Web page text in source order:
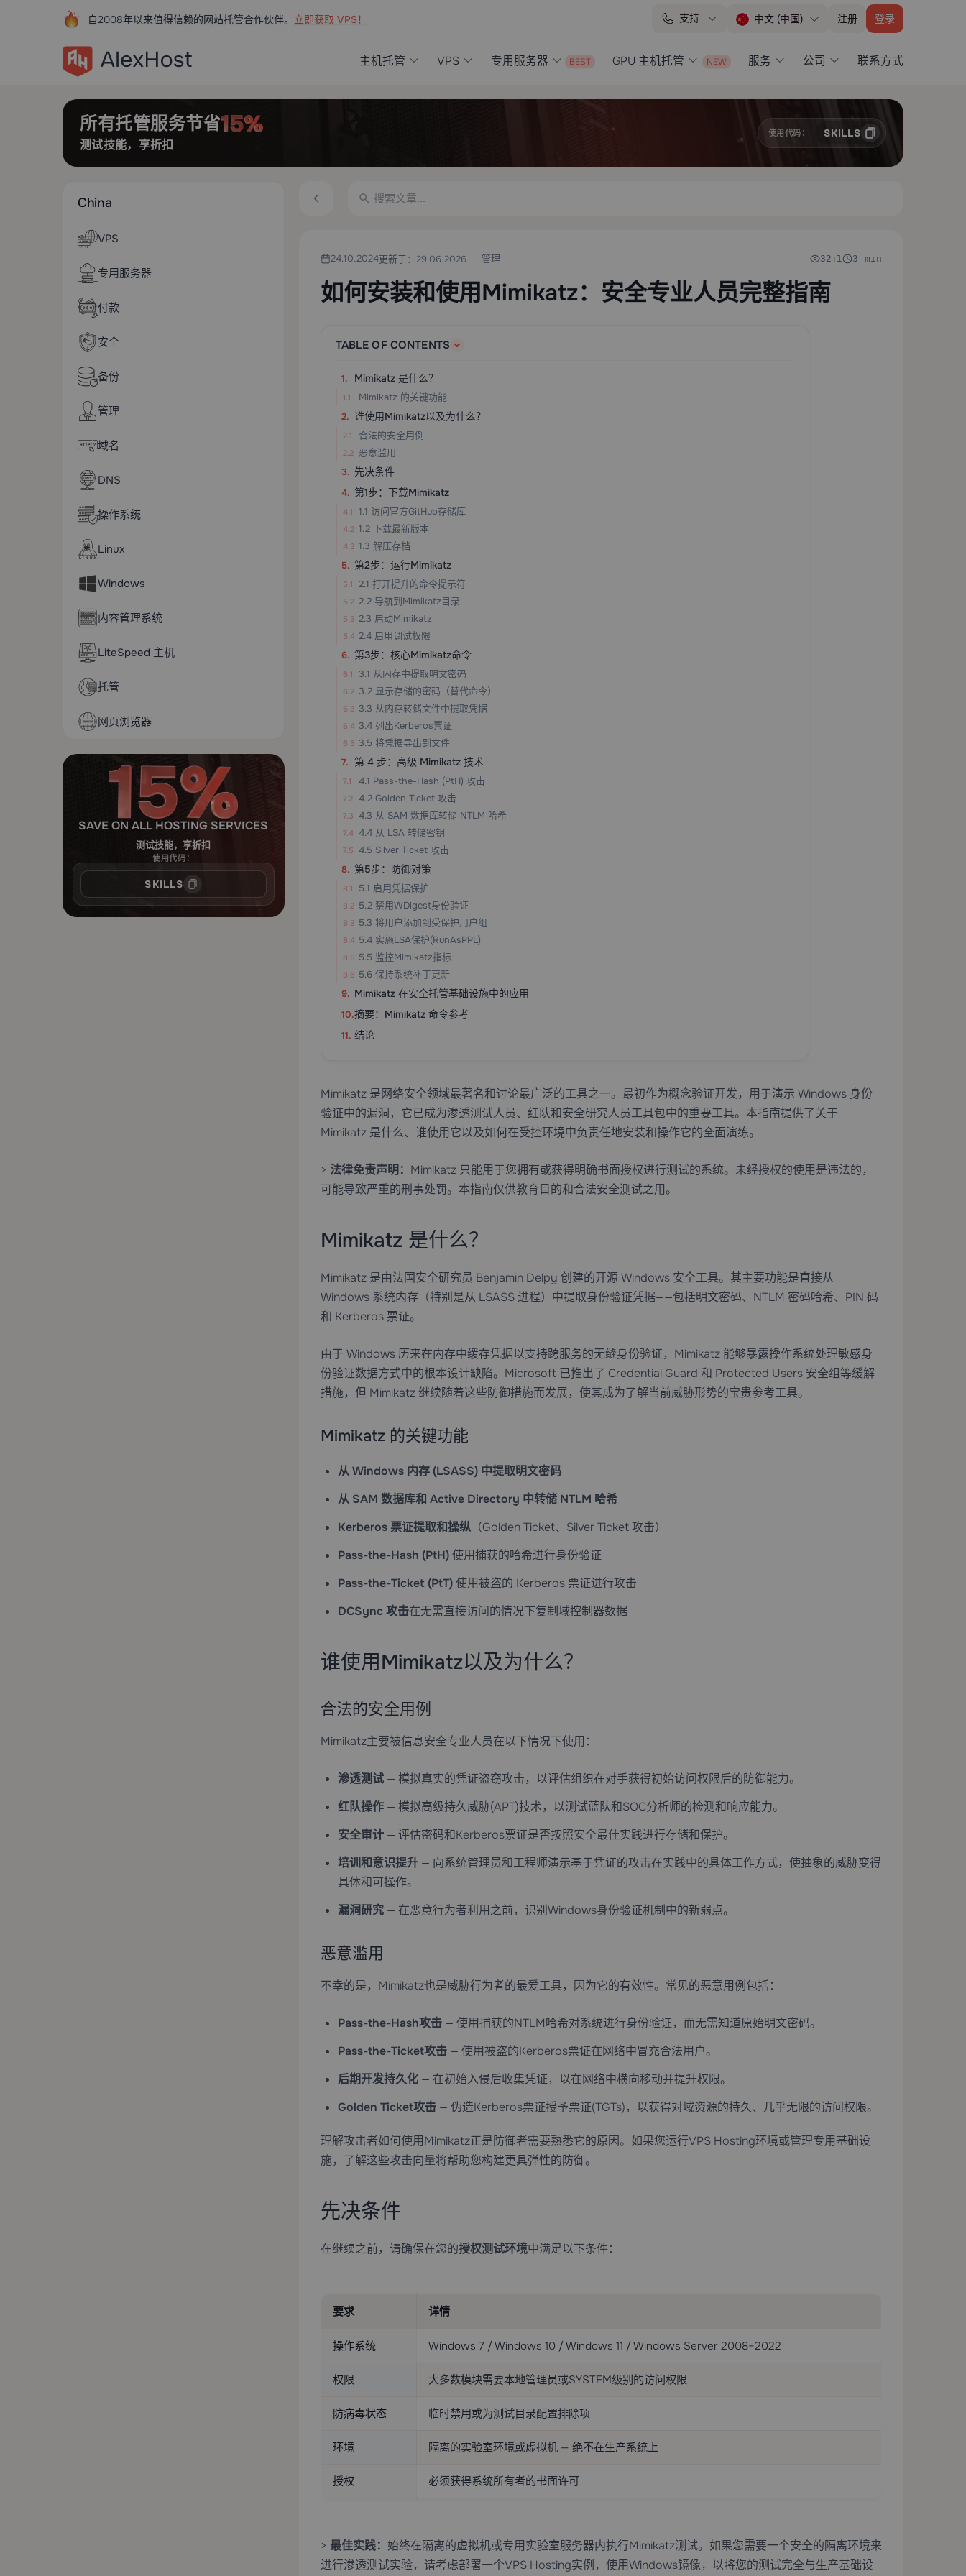
自2008年以来值得信赖的网站托管合作伙伴。 立即获取 VPS！ 支持 中文 (中国) 注册 登录
主机托管 VPS 专用服务器 GPU 主机托管 服务 公司 联系方式
所有托管服务节省
测试技能，享折扣
使用代码： SKILLS
China
VPS
专用服务器
付款
安全
备份
管理
域名
DNS
操作系统
Linux
Windows
内容管理系统
LiteSpeed 主机
托管
网页浏览器
SAVE ON ALL HOSTING SERVICES
测试技能，享折扣
使用代码：
SKILLS
24.10.2024更新于：29.06.2026 管理 32+1 3 min
如何安装和使用Mimikatz：安全专业人员完整指南
TABLE OF CONTENTS
Mimikatz 是什么？
Mimikatz 的关键功能
谁使用Mimikatz以及为什么？
合法的安全用例
恶意滥用
先决条件
第1步：下载Mimikatz
1.1 访问官方GitHub存储库
1.2 下载最新版本
1.3 解压存档
第2步：运行Mimikatz
2.1 打开提升的命令提示符
2.2 导航到Mimikatz目录
2.3 启动Mimikatz
2.4 启用调试权限
第3步：核心Mimikatz命令
3.1 从内存中提取明文密码
3.2 显示存储的密码（替代命令）
3.3 从内存转储文件中提取凭据
3.4 列出Kerberos票证
3.5 将凭据导出到文件
第 4 步：高级 Mimikatz 技术
4.1 Pass-the-Hash (PtH) 攻击
4.2 Golden Ticket 攻击
4.3 从 SAM 数据库转储 NTLM 哈希
4.4 从 LSA 转储密钥
4.5 Silver Ticket 攻击
第5步：防御对策
5.1 启用凭据保护
5.2 禁用WDigest身份验证
5.3 将用户添加到受保护用户组
5.4 实施LSA保护(RunAsPPL)
5.5 监控Mimikatz指标
5.6 保持系统补丁更新
Mimikatz 在安全托管基础设施中的应用
摘要：Mimikatz 命令参考
结论
Mimikatz 是网络安全领域最著名和讨论最广泛的工具之一。最初作为概念验证开发，用于演示 Windows 身份
验证中的漏洞，它已成为渗透测试人员、红队和安全研究人员工具包中的重要工具。本指南提供了关于
Mimikatz 是什么、谁使用它以及如何在受控环境中负责任地安装和操作它的全面演练。
> 法律免责声明： Mimikatz 只能用于您拥有或获得明确书面授权进行测试的系统。未经授权的使用是违法的，
可能导致严重的刑事处罚。本指南仅供教育目的和合法安全测试之用。
Mimikatz 是什么？
Mimikatz 是由法国安全研究员 Benjamin Delpy 创建的开源 Windows 安全工具。其主要功能是直接从
Windows 系统内存（特别是从 LSASS 进程）中提取身份验证凭据——包括明文密码、NTLM 密码哈希、PIN 码
和 Kerberos 票证。
由于 Windows 历来在内存中缓存凭据以支持跨服务的无缝身份验证，Mimikatz 能够暴露操作系统处理敏感身
份验证数据方式中的根本设计缺陷。Microsoft 已推出了 Credential Guard 和 Protected Users 安全组等缓解
措施，但 Mimikatz 继续随着这些防御措施而发展，使其成为了解当前威胁形势的宝贵参考工具。
Mimikatz 的关键功能
从 Windows 内存 (LSASS) 中提取明文密码
从 SAM 数据库和 Active Directory 中转储 NTLM 哈希
Kerberos 票证提取和操纵（Golden Ticket、Silver Ticket 攻击）
Pass-the-Hash (PtH)使用捕获的哈希进行身份验证
Pass-the-Ticket (PtT)使用被盗的 Kerberos 票证进行攻击
DCSync 攻击在无需直接访问的情况下复制域控制器数据
谁使用Mimikatz以及为什么？
合法的安全用例
Mimikatz主要被信息安全专业人员在以下情况下使用：
渗透测试— 模拟真实的凭证盗窃攻击，以评估组织在对手获得初始访问权限后的防御能力。
红队操作— 模拟高级持久威胁(APT)技术，以测试蓝队和SOC分析师的检测和响应能力。
安全审计— 评估密码和Kerberos票证是否按照安全最佳实践进行存储和保护。
培训和意识提升— 向系统管理员和工程师演示基于凭证的攻击在实践中的具体工作方式，使抽象的威胁变得
具体和可操作。
漏洞研究— 在恶意行为者利用之前，识别Windows身份验证机制中的新弱点。
恶意滥用
不幸的是，Mimikatz也是威胁行为者的最爱工具，因为它的有效性。常见的恶意用例包括：
Pass-the-Hash攻击— 使用捕获的NTLM哈希对系统进行身份验证，而无需知道原始明文密码。
Pass-the-Ticket攻击— 使用被盗的Kerberos票证在网络中冒充合法用户。
后期开发持久化— 在初始入侵后收集凭证，以在网络中横向移动并提升权限。
Golden Ticket攻击— 伪造Kerberos票证授予票证(TGTs)，以获得对域资源的持久、几乎无限的访问权限。
理解攻击者如何使用Mimikatz正是防御者需要熟悉它的原因。如果您运行VPS Hosting环境或管理专用基础设
施，了解这些攻击向量将帮助您构建更具弹性的防御。
先决条件
在继续之前，请确保在您的授权测试环境中满足以下条件：
要求 详情
操作系统 Windows 7 / Windows 10 / Windows 11 / Windows Server 2008–2022
权限 大多数模块需要本地管理员或SYSTEM级别的访问权限
防病毒状态 临时禁用或为测试目录配置排除项
环境 隔离的实验室环境或虚拟机 — 绝不在生产系统上
授权 必须获得系统所有者的书面许可
> 最佳实践： 始终在隔离的虚拟机或专用实验室服务器内执行Mimikatz测试。如果您需要一个安全的隔离环境来
进行渗透测试实验，请考虑部署一个VPS Hosting实例，使用Windows镜像，以将您的测试完全与生产基础设